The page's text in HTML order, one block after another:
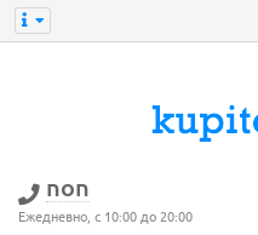
non
Ежедневно, с 10:00 до 20:00